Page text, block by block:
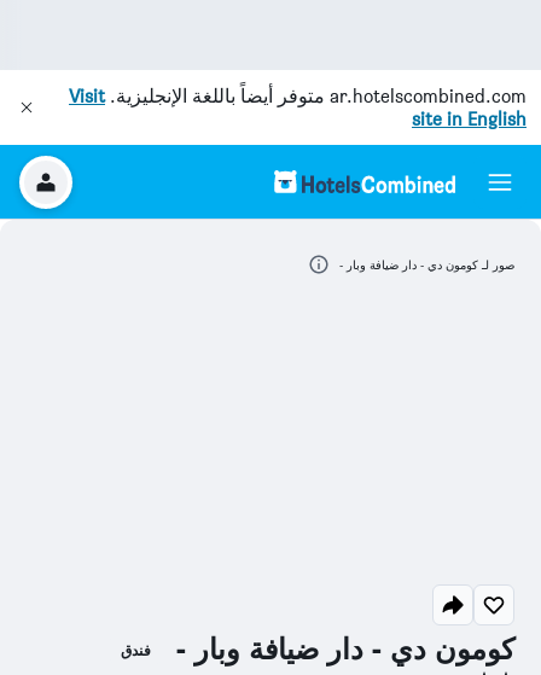
ar.hotelscombined.com متوفر أيضاً باللغة الإنجليزية.Visit
site in English
كومون دي - دار ضيافة وبار - فندق
صور لـ كومون دي - دار ضيافة وبار -